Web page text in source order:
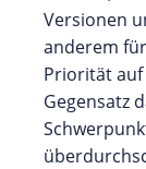
Versionen
anderem
Priorität auf
Gegensatz